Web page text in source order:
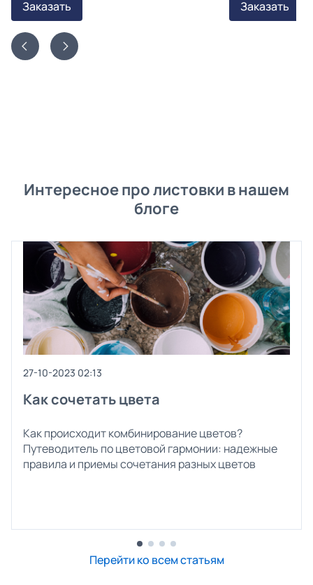
Заказать Заказать
Интересное про листовки в нашем
блоге
27-10-2023 02:13
Как сочетать цвета
Как происходит комбинирование цветов?
Путеводитель по цветовой гармонии: надежные
правила и приемы сочетания разных цветов
Перейти ко всем статьям